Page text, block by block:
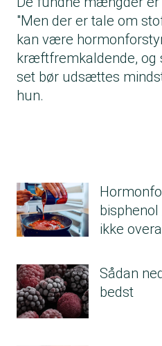
"Men der er tale om
kan være
kræftfremkaldende, og
set bør udsættes
hun.
ikke
Sådan
bedst